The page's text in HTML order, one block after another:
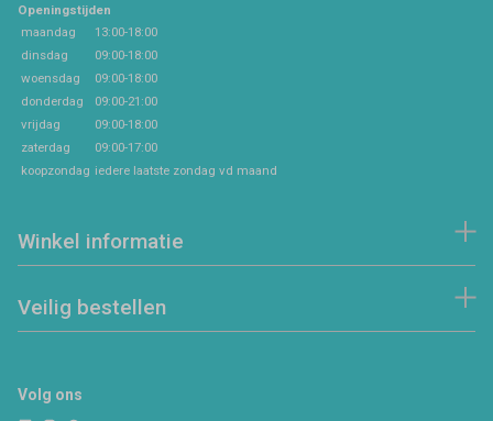
Openingstijden
maandag
13:00-18:00
dinsdag
09:00-18:00
woensdag
09:00-18:00
donderdag
09:00-21:00
vrijdag
09:00-18:00
zaterdag
09:00-17:00
koopzondag iedere laatste zondag vd maand
Winkel informatie
Veilig bestellen
Volg ons